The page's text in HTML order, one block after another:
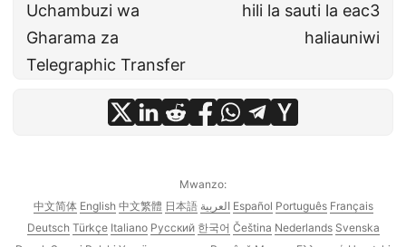
Uchambuzi wa
Gharama za
Telegraphic Transfer
hili la sauti la eac3
haliauniwi
Mwanzo:
中文简体 English 中文繁體 日本語 العربية Español Português Français
Deutsch Türkçe Italiano Русский 한국어 Čeština Nederlands Svenska